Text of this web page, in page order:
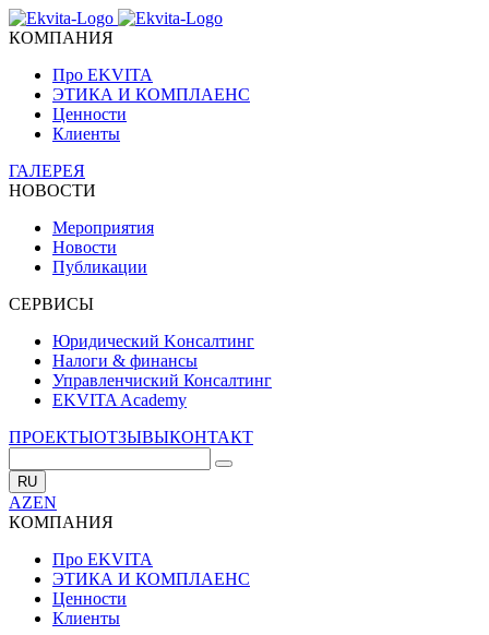
КОМПАНИЯ
Про EKVITA
ЭТИКА И КОМПЛАЕНС
Ценности
Клиенты
ГАЛЕРЕЯ
НОВОСТИ
Мероприятия
Новости
Публикации
СЕРВИСЫ
Юридический Kонсалтинг
Налоги & финансы
Управленчиский Консалтинг
EKVITA Academy
ПРОЕКТЫОТЗЫВЫКОНТАКТ
RU
AZEN
КОМПАНИЯ
Про EKVITA
ЭТИКА И КОМПЛАЕНС
Ценности
Клиенты